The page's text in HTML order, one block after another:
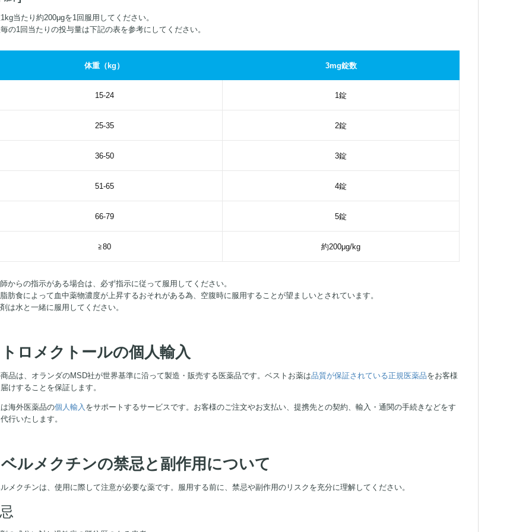
当たり約200μgを1回服用してください。
の1回当たりの投与量は下記の表を参考にしてください。
体重（kg） 3mg錠数
15-24 1錠
25-35 2錠
36-50 3錠
51-65 4錠
66-79 5錠
≧80 約200μg/kg
からの指示がある場合は、必ず指示に従って服用してください。
肪食によって血中薬物濃度が上昇するおそれがある為、空腹時に服用することが望ましいとされています。
は水と一緒に服用してください。
ロメクトールの個人輸入
品は、オランダのMSD社が世界基準に沿って製造・販売する医薬品です。ベストお薬は品質が保証されている正規医薬品をお客様
けすることを保証します。
海外医薬品の個人輸入をサポートするサービスです。お客様のご注文やお支払い、提携先との契約、輸入・通関の手続きなどをす
行いたします。
ルメクチンの禁忌と副作用について
メクチンは、使用に際して注意が必要な薬です。服用する前に、禁忌や副作用のリスクを充分に理解してください。